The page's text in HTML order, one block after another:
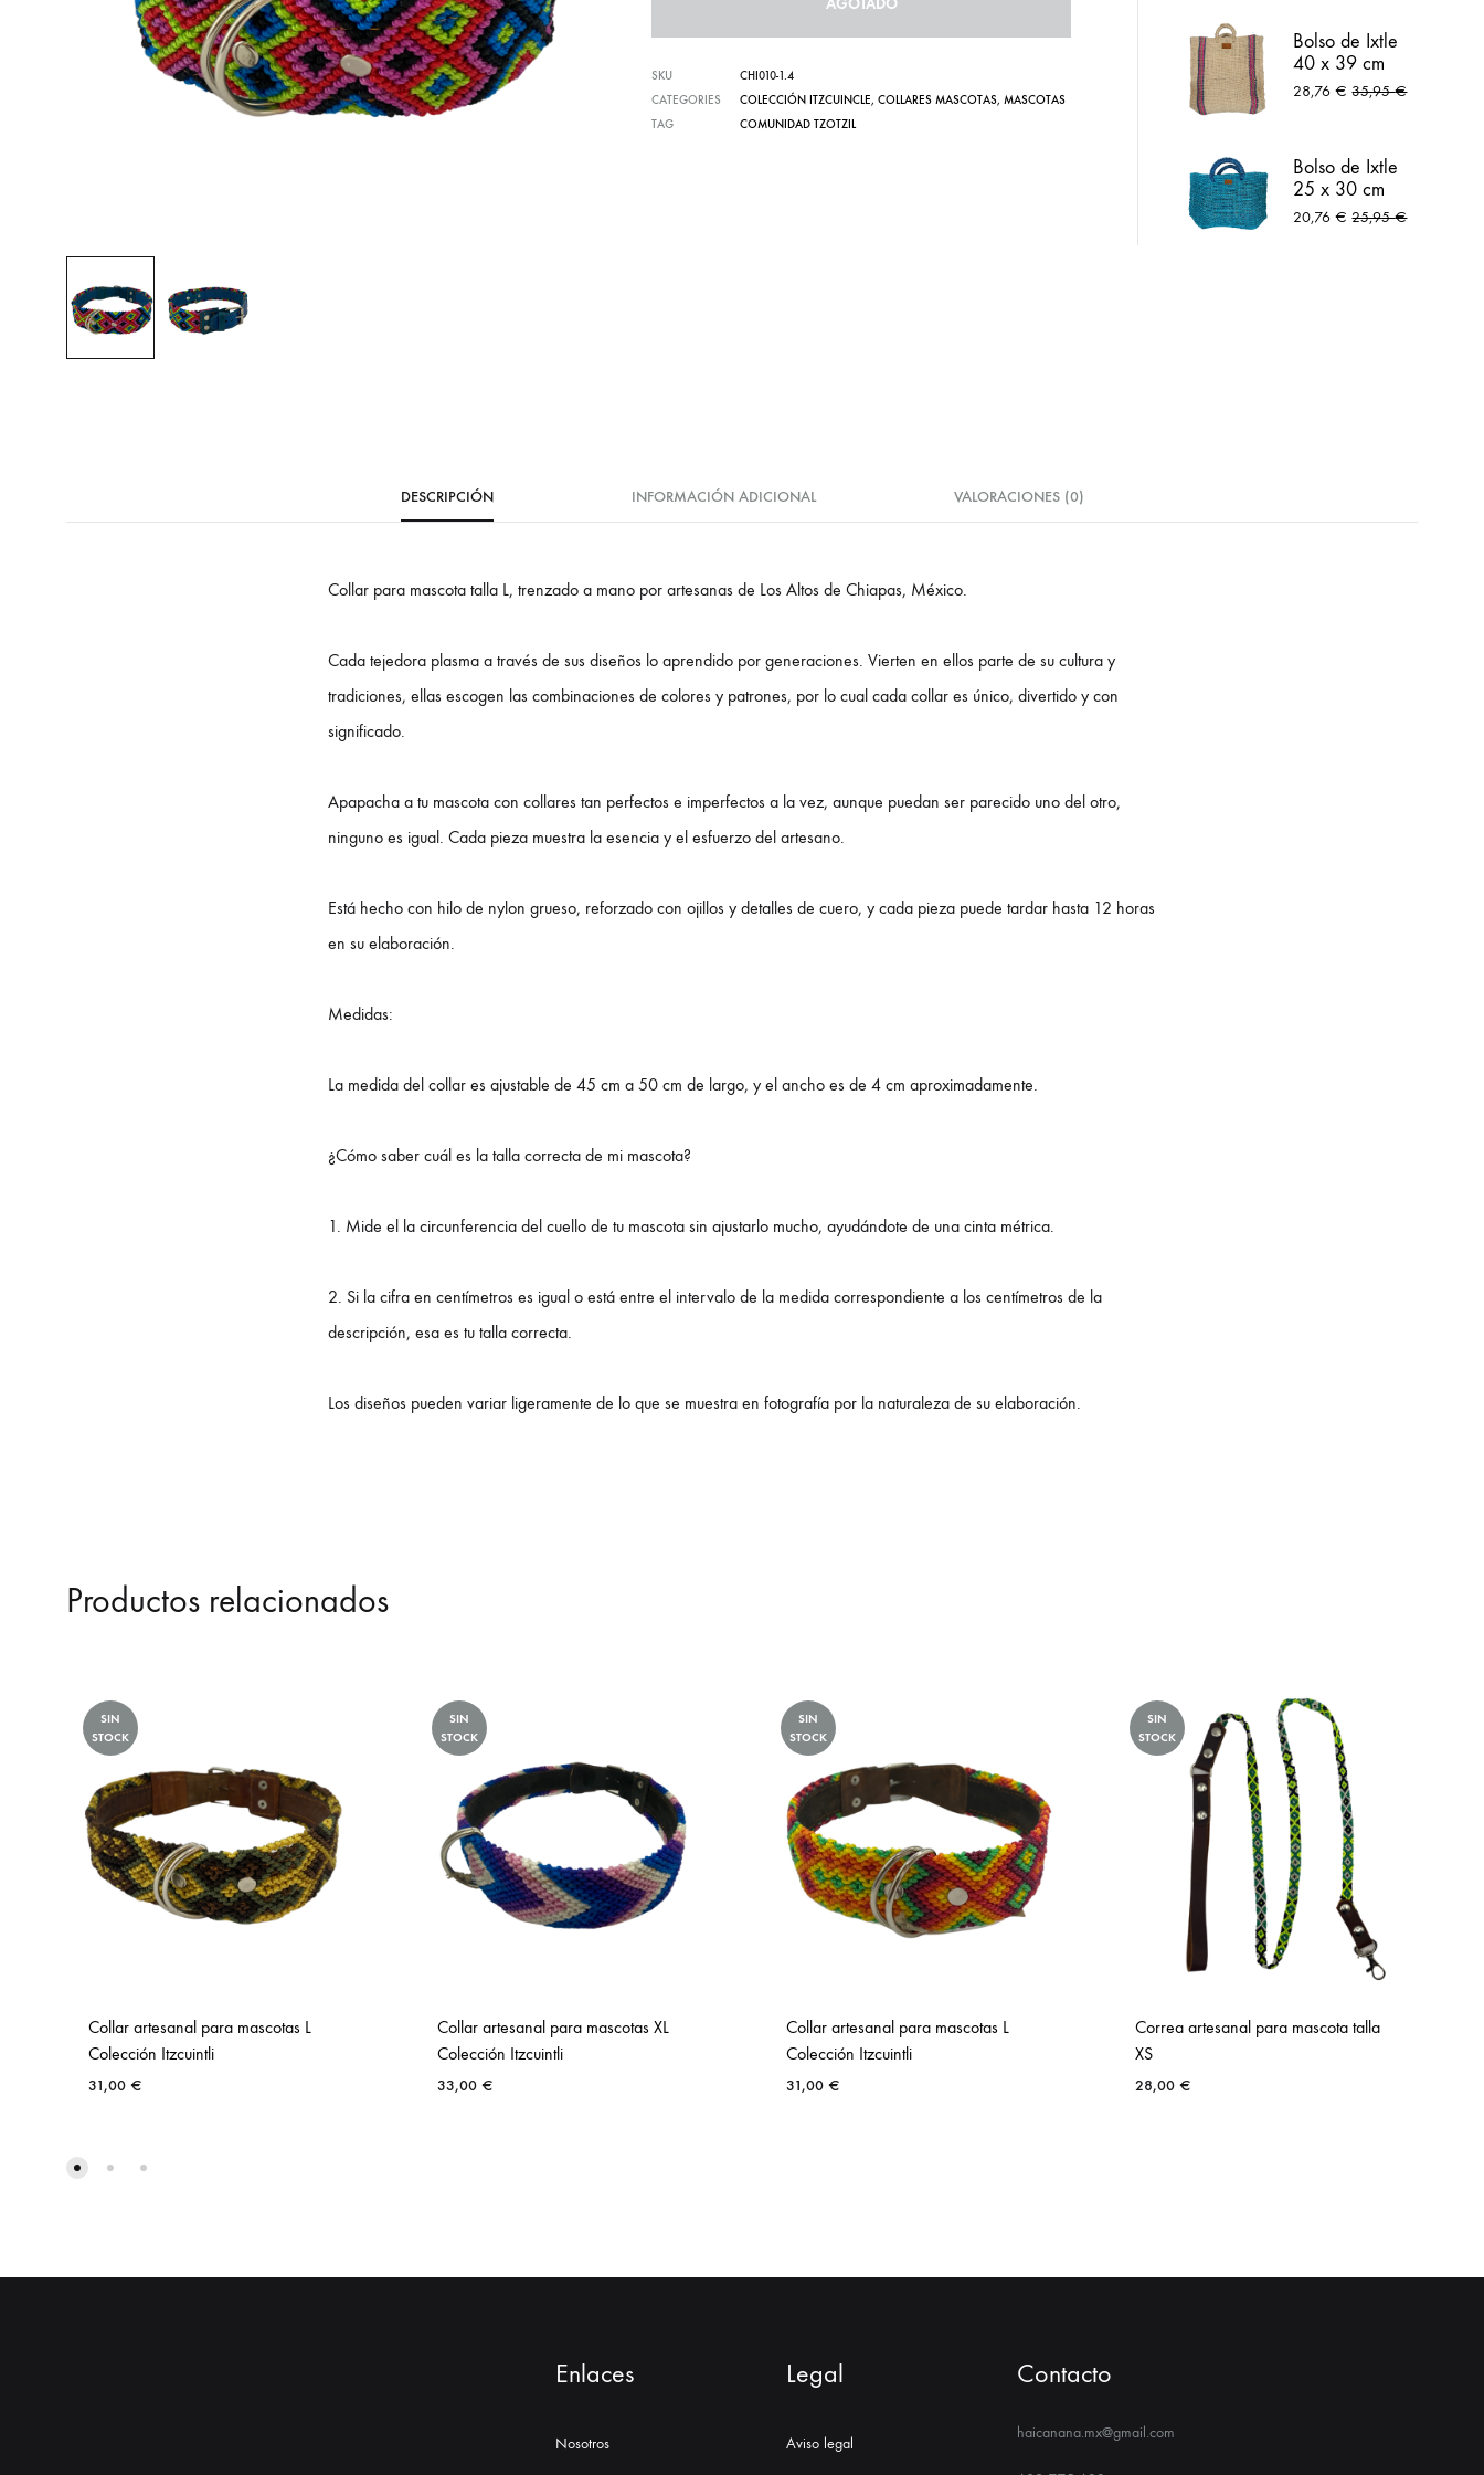
Arneses
AGOTADO
SKU
CHI010-1.4
CATEGORIES
COLECCIÓN ITZCUINCLE, COLLARES MASCOTAS, MASCOTAS
TAG
COMUNIDAD TZOTZIL
Bolso de Ixtle
40 x 39 cm
natural
28,76€ 35,95€
Bolso de Ixtle
25 x 30 cm
azul peltre
20,76€ 25,95€
DESCRIPCIÓN INFORMACIÓN ADICIONAL VALORACIONES (0)
Collar para mascota talla L, trenzado a mano por artesanas de Los Altos de Chiapas, México.
Cada tejedora plasma a través de sus diseños lo aprendido por generaciones. Vierten en ellos parte de su cultura y
tradiciones, ellas escogen las combinaciones de colores y patrones, por lo cual cada collar es único, divertido y con
significado.
Apapacha a tu mascota con collares tan perfectos e imperfectos a la vez, aunque puedan ser parecido uno del otro,
ninguno es igual. Cada pieza muestra la esencia y el esfuerzo del artesano.
Está hecho con hilo de nylon grueso, reforzado con ojillos y detalles de cuero, y cada pieza puede tardar hasta 12 horas
en su elaboración.
Medidas:
La medida del collar es ajustable de 45 cm a 50 cm de largo, y el ancho es de 4 cm aproximadamente.
¿Cómo saber cuál es la talla correcta de mi mascota?
1. Mide el la circunferencia del cuello de tu mascota sin ajustarlo mucho, ayudándote de una cinta métrica.
2. Si la cifra en centímetros es igual o está entre el intervalo de la medida correspondiente a los centímetros de la
descripción, esa es tu talla correcta.
Los diseños pueden variar ligeramente de lo que se muestra en fotografía por la naturaleza de su elaboración.
Productos relacionados
SIN
STOCK
Collar artesanal para mascotas L
Colección Itzcuintli
31,00 €
SIN
STOCK
Collar artesanal para mascotas XL
Colección Itzcuintli
33,00 €
SIN
STOCK
Collar artesanal para mascotas L
Colección Itzcuintli
31,00 €
SIN
STOCK
Correa artesanal para mascota talla
XS
28,00 €
Enlaces
Nosotros
Legal
Aviso legal
Contacto
haicanana.mx@gmail.com